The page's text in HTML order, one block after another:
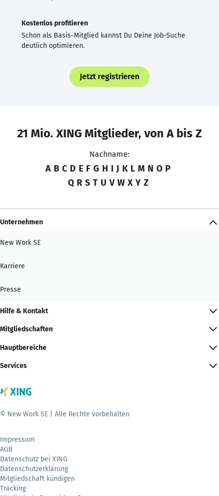
Kostenlos profitieren
Schon als Basis-Mitglied kannst Du Deine Job-Suche
deutlich optimieren.
Jetzt registrieren
21 Mio. XING Mitglieder, von A bis Z
Nachname:
A B C D E F G H I J K L M N O P
Q R S T U V W X Y Z
Unternehmen
New Work SE
Karriere
Presse
Hilfe & Kontakt
Mitgliedschaften
Hauptbereiche
Services
© New Work SE | Alle Rechte vorbehalten
Impressum
AGB
Datenschutz bei XING
Datenschutzerklärung
Mitgliedschaft kündigen
Tracking